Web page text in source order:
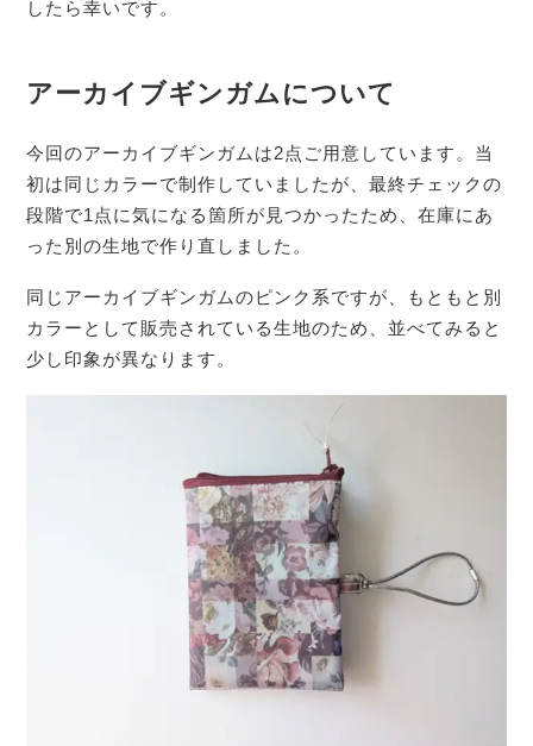
したら幸いです。
アーカイブギンガムについて
今回のアーカイブギンガムは2点ご用意しています。当
初は同じカラーで制作していましたが、最終チェックの
段階で1点に気になる箇所が見つかったため、在庫にあ
った別の生地で作り直しました。
同じアーカイブギンガムのピンク系ですが、もともと別
カラーとして販売されている生地のため、並べてみると
少し印象が異なります。